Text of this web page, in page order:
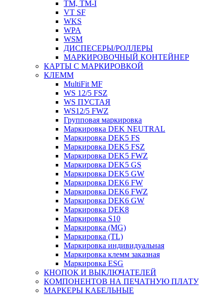
TM, TM-I
VT SF
WKS
WPA
WSM
ДИСПЕСЕРЫ/РОЛЛЕРЫ
МАРКИРОВОЧНЫЙ КОНТЕЙНЕР
КАРТЫ С МАРКИРОВКОЙ
КЛЕММ
MultiFit MF
WS 12/5 FSZ
WS ПУСТАЯ
WS12/5 FWZ
Групповая маркировка
Маркировка DEK NEUTRAL
Маркировка DEK5 FS
Маркировка DEK5 FSZ
Маркировка DEK5 FWZ
Маркировка DEK5 GS
Маркировка DEK5 GW
Маркировка DEK6 FW
Маркировка DEK6 FWZ
Маркировка DEK6 GW
Маркировка DEK8
Маркировка S10
Маркировка (MG)
Маркировка (TL)
Маркировка индивидуальная
Маркировка клемм заказная
Маркировка ESG
КНОПОК И ВЫКЛЮЧАТЕЛЕЙ
КОМПОНЕНТОВ НА ПЕЧАТНУЮ ПЛАТУ
МАРКЕРЫ КАБЕЛЬНЫЕ